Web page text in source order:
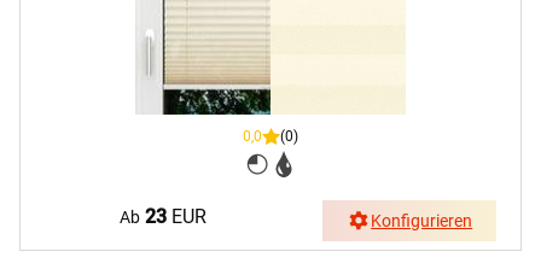
0,0 (0)
Ab 23 EUR Konfigurieren